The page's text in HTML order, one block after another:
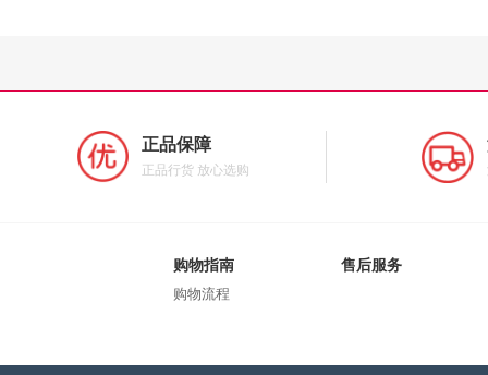
正品保障
正品行货 放心选购
购物指南
购物流程
售后服务